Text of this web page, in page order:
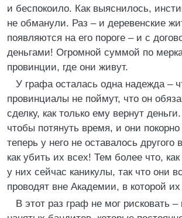
и беспокоило. Как выяснилось,
не обманули. Раз – и деревенские
появляются на его пороге – и с
деньгами! Огромной суммой по
провинции, где они живут.
У графа осталась одна надежда –
провинциалы не поймут, что он
сделку, как только ему вернут
чтобы потянуть время, и они
теперь у него не оставалось другого
как убить их всех! Тем более что,
у них сейчас каникулы, так что они
проводят вне Академии, в которой
В этот раз граф не мог рисковать